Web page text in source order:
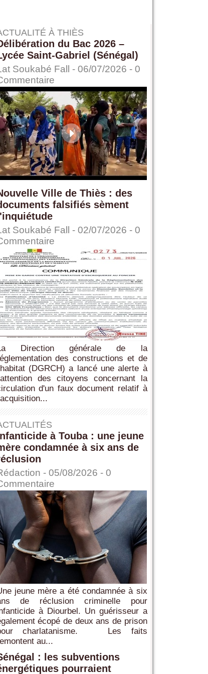
À THIÈS
du Bac 2026 –
Saint-Gabriel (Sénégal)
Soukabé Fall - 06/07/2026 - 0
Ville de Thiès : des
falsifiés sèment
l'inquiétude
Soukabé Fall - 02/07/2026 - 0
Direction générale de la
des constructions et de
(DGRCH) a lancé une alerte à
des citoyens concernant la
d'un faux document relatif à
à Touba : une jeune
condamnée à six ans de
- 05/08/2026 - 0
jeune mère a été condamnée à six
de réclusion criminelle pour
à Diourbel. Un guérisseur a
écopé de deux ans de prison
charlatanisme. Les faits
au...
: les subventions
pourraient